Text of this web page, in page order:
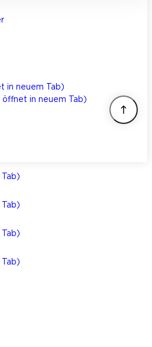
in neuem Tab)
öffnet in neuem Tab)